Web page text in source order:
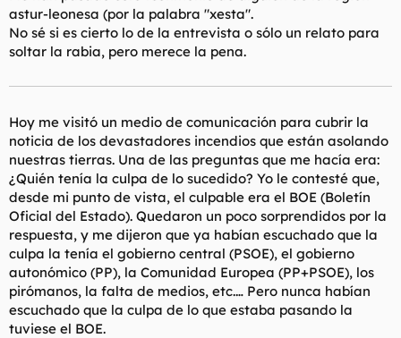
astur-leonesa (por la palabra "xesta".
No sé si es cierto lo de la entrevista o sólo un relato para
soltar la rabia, pero merece la pena.
Hoy me visitó un medio de comunicación para cubrir la
noticia de los devastadores incendios que están asolando
nuestras tierras. Una de las preguntas que me hacía era:
¿Quién tenía la culpa de lo sucedido? Yo le contesté que,
desde mi punto de vista, el culpable era el BOE (Boletín
Oficial del Estado). Quedaron un poco sorprendidos por la
respuesta, y me dijeron que ya habían escuchado que la
culpa la tenía el gobierno central (PSOE), el gobierno
autonómico (PP), la Comunidad Europea (PP+PSOE), los
pirómanos, la falta de medios, etc.… Pero nunca habían
escuchado que la culpa de lo que estaba pasando la
tuviese el BOE.